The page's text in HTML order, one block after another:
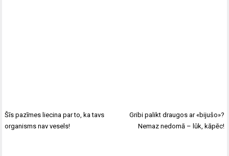
Šīs pazīmes liecina par to, ka tavs
organisms nav vesels!
Gribi palikt draugos ar «bijušo»?
Nemaz nedomā – lūk, kāpēc!